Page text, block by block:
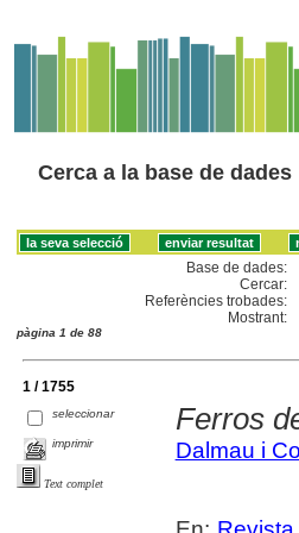
Cerca a la base de dades
Base de dades:
Cercar:
Referències trobades:
Mostrant:
pàgina 1 de 88
1 / 1755
seleccionar
imprimir
Text complet
Ferros
Dalmau i